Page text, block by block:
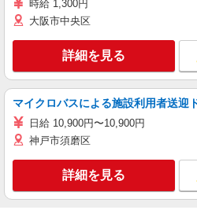
時給 1,300円
大阪市中央区
詳細を見る
マイクロバスによる施設利用者送迎
日給 10,900円〜10,900円
神戸市須磨区
詳細を見る